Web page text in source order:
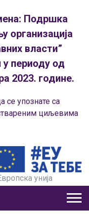
Подршка
организација
власти”
у периоду од
2023. године.
се упознате са
циљевима
унија